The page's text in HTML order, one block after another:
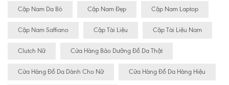
Cặp Nam Da Bò Cặp Nam Đẹp Cặp Nam Laptop
Cặp Nam Saffiano Cặp Tài Liệu Cặp Tài Liệu Nam
Clutch Nữ Cửa Hàng Bảo Dưỡng Đồ Da Thật
Cửa Hàng Đồ Da Dành Cho Nữ Cửa Hàng Đồ Da Hàng Hiệu